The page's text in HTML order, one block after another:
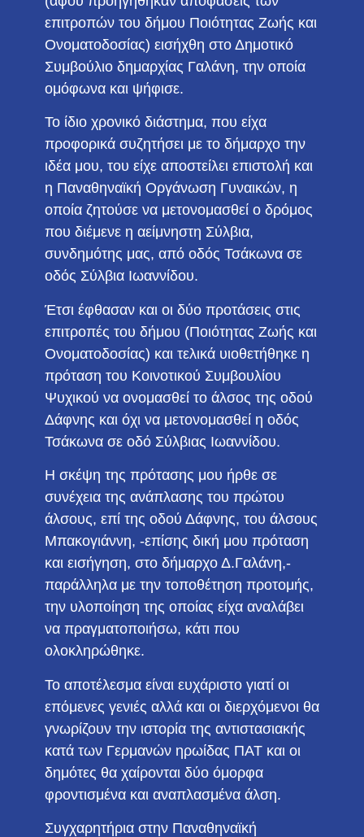
επιτροπών του δήμου Ποιότητας Ζωής και
Ονοματοδοσίας) εισήχθη στο Δημοτικό
Συμβούλιο δημαρχίας Γαλάνη, την οποία
ομόφωνα και ψήφισε.
Το ίδιο χρονικό διάστημα, που είχα
προφορικά συζητήσει με το δήμαρχο την
ιδέα μου, του είχε αποστείλει επιστολή και
η Παναθηναϊκή Οργάνωση Γυναικών, η
οποία ζητούσε να μετονομασθεί ο δρόμος
που διέμενε η αείμνηστη Σύλβια,
συνδημότης μας, από οδός Τσάκωνα σε
οδός Σύλβια Ιωαννίδου.
Έτσι έφθασαν και οι δύο προτάσεις στις
επιτροπές του δήμου (Ποιότητας Ζωής και
Ονοματοδοσίας) και τελικά υιοθετήθηκε η
πρόταση του Κοινοτικού Συμβουλίου
Ψυχικού να ονομασθεί το άλσος της οδού
Δάφνης και όχι να μετονομασθεί η οδός
Τσάκωνα σε οδό Σύλβιας Ιωαννίδου.
Η σκέψη της πρότασης μου ήρθε σε
συνέχεια της ανάπλασης του πρώτου
άλσους, επί της οδού Δάφνης, του άλσους
Μπακογιάννη, -επίσης δική μου πρόταση
και εισήγηση, στο δήμαρχο Δ.Γαλάνη,-
παράλληλα με την τοποθέτηση προτομής,
την υλοποίηση της οποίας είχα αναλάβει
να πραγματοποιήσω, κάτι που
ολοκληρώθηκε.
Το αποτέλεσμα είναι ευχάριστο γιατί οι
επόμενες γενιές αλλά και οι διερχόμενοι θα
γνωρίζουν την ιστορία της αντιστασιακής
κατά των Γερμανών ηρωίδας ΠΑΤ και οι
δημότες θα χαίρονται δύο όμορφα
φροντισμένα και αναπλασμένα άλση.
Συγχαρητήρια στην Παναθηναϊκή